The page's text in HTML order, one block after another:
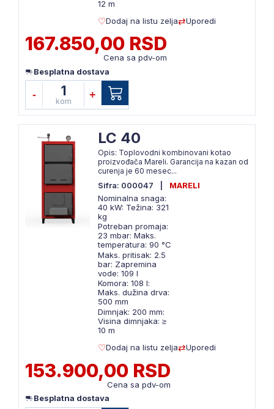
12 m
Dodaj na listu zelja
Uporedi
167.850,00 RSD
Cena sa pdv-om
Besplatna dostava
- 1
kom
+
LC 40
Opis: Toplovodni kombinovani kotao
proizvođača Mareli. Garancija na kazan od
curenja je 60 mesec...
Sifra: 000047
MARELI
Nominalna snaga:
40 kW: Težina: 321
kg
Potreban promaja:
23 mbar: Maks.
temperatura: 90 °C
Maks. pritisak: 2.5
bar: Zapremina
vode: 109 l
Komora: 108 l:
Maks. dužina drva:
500 mm
Dimnjak: 200 mm:
Visina dimnjaka: ≥
10 m
Dodaj na listu zelja
Uporedi
153.900,00 RSD
Cena sa pdv-om
Besplatna dostava